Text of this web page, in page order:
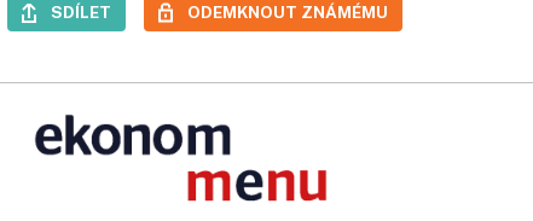
SDÍLET ODEMKNOUT ZNÁMÉMU